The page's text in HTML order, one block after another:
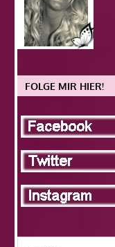
FOLGE MIR HIER!